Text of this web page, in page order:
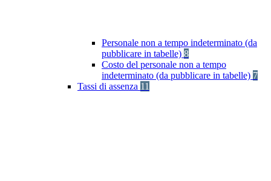
Personale non a tempo indeterminato (da
pubblicare in tabelle) 8
Costo del personale non a tempo
indeterminato (da pubblicare in tabelle) 7
Tassi di assenza 11